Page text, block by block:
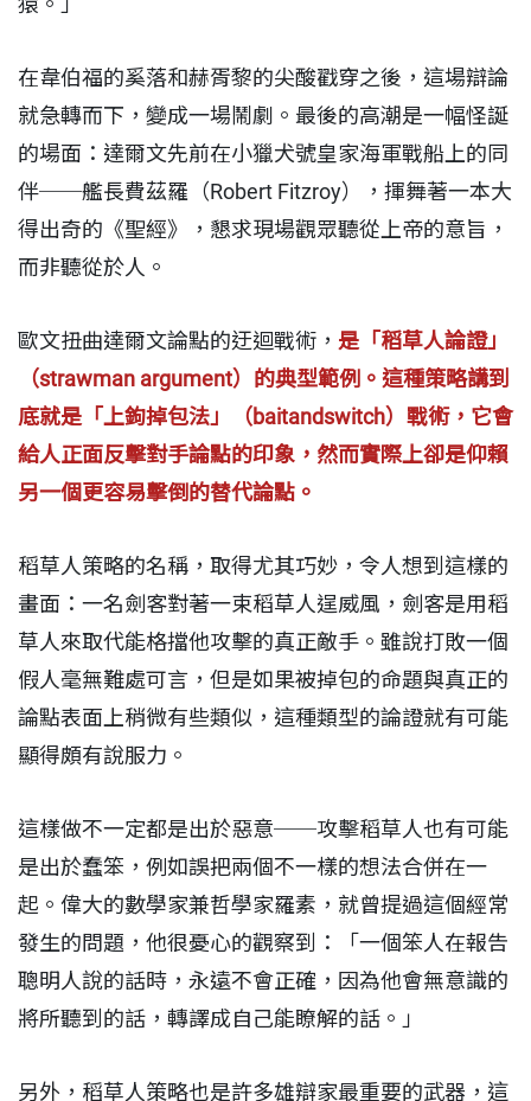
在韋伯福的奚落和赫胥黎的尖酸戳穿之後，這場辯論
就急轉而下，變成一場鬧劇。最後的高潮是一幅怪誕
的場面：達爾文先前在小獵犬號皇家海軍戰船上的同
伴──艦長費茲羅（Robert Fitzroy），揮舞著一本大
得出奇的《聖經》，懇求現場觀眾聽從上帝的意旨，
而非聽從於人。
歐文扭曲達爾文論點的迂迴戰術， 是「稻草人論證」
（strawman argument）的典型範例。這種策略講到
底就是「上鉤掉包法」（baitandswitch）戰術，它會
給人正面反擊對手論點的印象，然而實際上卻是仰賴
另一個更容易擊倒的替代論點。
稻草人策略的名稱，取得尤其巧妙，令人想到這樣的
畫面：一名劍客對著一束稻草人逞威風，劍客是用稻
草人來取代能格擋他攻擊的真正敵手。雖說打敗一個
假人毫無難處可言，但是如果被掉包的命題與真正的
論點表面上稍微有些類似，這種類型的論證就有可能
顯得頗有說服力。
這樣做不一定都是出於惡意──攻擊稻草人也有可能
是出於蠢笨，例如誤把兩個不一樣的想法合併在一
起。偉大的數學家兼哲學家羅素，就曾提過這個經常
發生的問題，他很憂心的觀察到：「一個笨人在報告
聰明人說的話時，永遠不會正確，因為他會無意識的
將所聽到的話，轉譯成自己能瞭解的話。」
另外，稻草人策略也是許多雄辯家最重要的武器，這